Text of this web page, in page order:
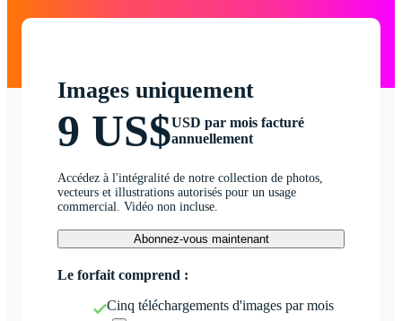
Images uniquement
9 US$USD par mois facturé
annuellement
Accédez à l'intégralité de notre collection de photos,
vecteurs et illustrations autorisés pour un usage
commercial. Vidéo non incluse.
Abonnez-vous maintenant
Le forfait comprend :
Cinq téléchargements d'images par mois